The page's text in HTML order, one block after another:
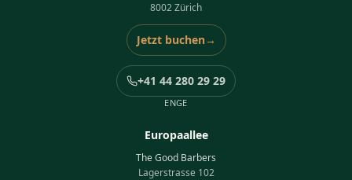
8002 Zürich
Jetzt buchen→
+41 44 280 29 29
ENGE
Europaallee
The Good Barbers
Lagerstrasse 102